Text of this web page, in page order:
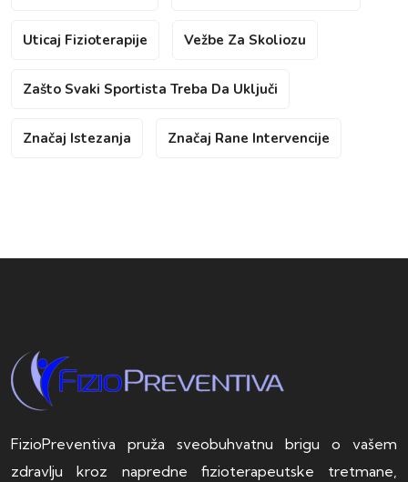
Uticaj Fizioterapije Vežbe Za Skoliozu
Zašto Svaki Sportista Treba Da Uključi
Značaj Istezanja Značaj Rane Intervencije
FizioPreventiva pruža sveobuhvatnu brigu o vašem
zdravlju kroz napredne fizioterapeutske tretmane,